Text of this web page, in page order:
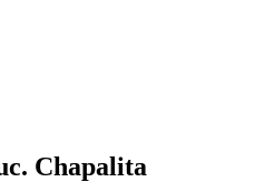
Chapalita